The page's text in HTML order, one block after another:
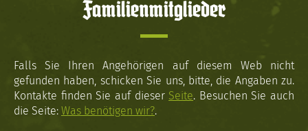
Familienmitglieder
Falls Sie Ihren Angehörigen auf diesem Web nicht
gefunden haben, schicken Sie uns, bitte, die Angaben zu.
Kontakte finden Sie auf dieser Seite. Besuchen Sie auch
die Seite: Was benötigen wir?.